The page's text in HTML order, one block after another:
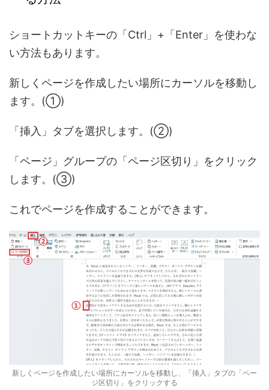
ショートカットキーの「Ctrl」+「Enter」を使わな
い方法もあります。
新しくページを作成したい場所にカーソルを移動し
ます。(①)
「挿入」タブを選択します。(②)
「ページ」グループの「ページ区切り」をクリック
します。(③)
これでページを作成することができます。
新しくページを作成したい場所にカーソルを移動し、「挿入」タブの「ペー
ジ区切り」をクリックする